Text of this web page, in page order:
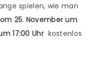
spielen, wie man
25. November um
17:00 Uhr kostenlos